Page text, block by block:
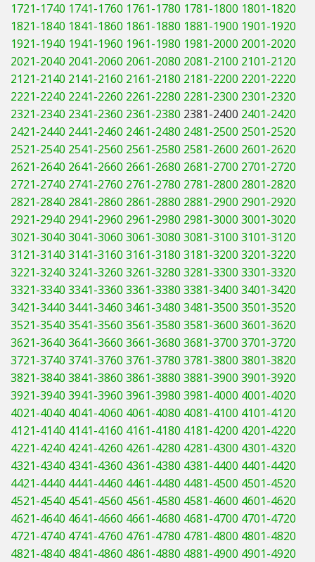
1721-1740 1741-1760 1761-1780 1781-1800 1801-1820
1821-1840 1841-1860 1861-1880 1881-1900 1901-1920
1921-1940 1941-1960 1961-1980 1981-2000 2001-2020
2021-2040 2041-2060 2061-2080 2081-2100 2101-2120
2121-2140 2141-2160 2161-2180 2181-2200 2201-2220
2221-2240 2241-2260 2261-2280 2281-2300 2301-2320
2321-2340 2341-2360 2361-2380 2381-2400 2401-2420
2421-2440 2441-2460 2461-2480 2481-2500 2501-2520
2521-2540 2541-2560 2561-2580 2581-2600 2601-2620
2621-2640 2641-2660 2661-2680 2681-2700 2701-2720
2721-2740 2741-2760 2761-2780 2781-2800 2801-2820
2821-2840 2841-2860 2861-2880 2881-2900 2901-2920
2921-2940 2941-2960 2961-2980 2981-3000 3001-3020
3021-3040 3041-3060 3061-3080 3081-3100 3101-3120
3121-3140 3141-3160 3161-3180 3181-3200 3201-3220
3221-3240 3241-3260 3261-3280 3281-3300 3301-3320
3321-3340 3341-3360 3361-3380 3381-3400 3401-3420
3421-3440 3441-3460 3461-3480 3481-3500 3501-3520
3521-3540 3541-3560 3561-3580 3581-3600 3601-3620
3621-3640 3641-3660 3661-3680 3681-3700 3701-3720
3721-3740 3741-3760 3761-3780 3781-3800 3801-3820
3821-3840 3841-3860 3861-3880 3881-3900 3901-3920
3921-3940 3941-3960 3961-3980 3981-4000 4001-4020
4021-4040 4041-4060 4061-4080 4081-4100 4101-4120
4121-4140 4141-4160 4161-4180 4181-4200 4201-4220
4221-4240 4241-4260 4261-4280 4281-4300 4301-4320
4321-4340 4341-4360 4361-4380 4381-4400 4401-4420
4421-4440 4441-4460 4461-4480 4481-4500 4501-4520
4521-4540 4541-4560 4561-4580 4581-4600 4601-4620
4621-4640 4641-4660 4661-4680 4681-4700 4701-4720
4721-4740 4741-4760 4761-4780 4781-4800 4801-4820
4821-4840 4841-4860 4861-4880 4881-4900 4901-4920